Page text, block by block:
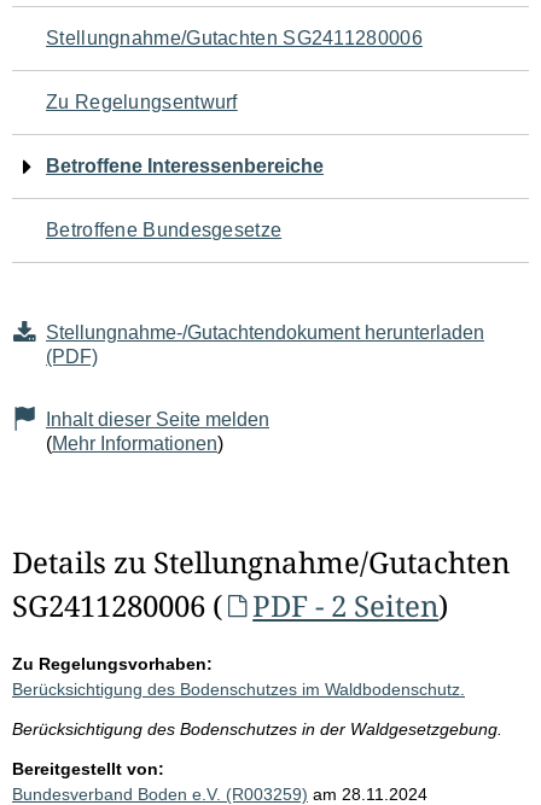
Navigation
für
den
Seiteninhalt
Stellungnahme/Gutachten SG2411280006
Zu Regelungsentwurf
Betroffene Interessenbereiche
Betroffene Bundesgesetze
Stellungnahme-/Gutachtendokument herunterladen
(PDF)
Inhalt dieser Seite melden
(Mehr Informationen)
Details zu Stellungnahme/Gutachten
SG2411280006 (
PDF - 2 Seiten)
Zu Regelungsvorhaben:
Berücksichtigung des Bodenschutzes im Waldbodenschutz.
Berücksichtigung des Bodenschutzes in der Waldgesetzgebung.
Bereitgestellt von:
Bundesverband Boden e.V. (R003259) am 28.11.2024